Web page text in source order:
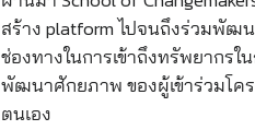
สร้าง platform ไปจนถึงร่วมพัฒ
ช่องทางในการเข้าถึงทรัพยากร
พัฒนาศักยภาพ ของผู้เข้าร่วมโค
ตนเอง